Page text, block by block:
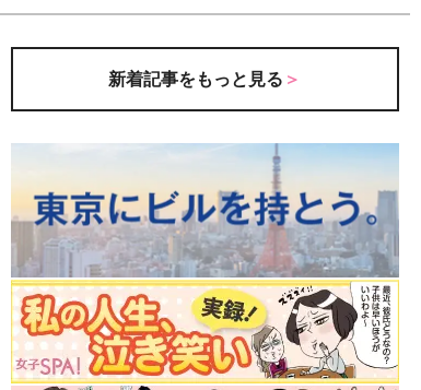
新着記事をもっと見る